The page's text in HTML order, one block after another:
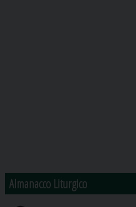
Almanacco Liturgico